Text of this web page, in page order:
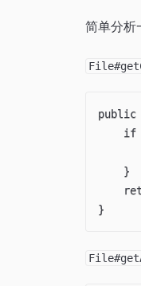
简单分析
public
if
    }